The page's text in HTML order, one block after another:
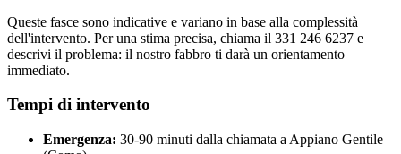
Queste fasce sono indicative e variano in base alla complessità
dell'intervento. Per una stima precisa, chiama il 331 246 6237 e
descrivi il problema: il nostro fabbro ti darà un orientamento
immediato.
Tempi di intervento
Emergenza: 30-90 minuti dalla chiamata a Appiano Gentile